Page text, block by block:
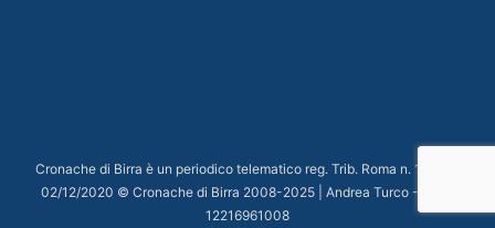
Cronache di Birra è un periodico telematico reg. Trib. Roma n. 132 del
02/12/2020 © Cronache di Birra 2008-2025 | Andrea Turco - P.IVA
12216961008